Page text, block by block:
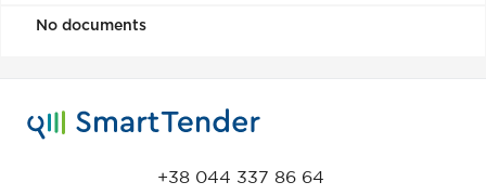
No documents
+38 044 337 86 64